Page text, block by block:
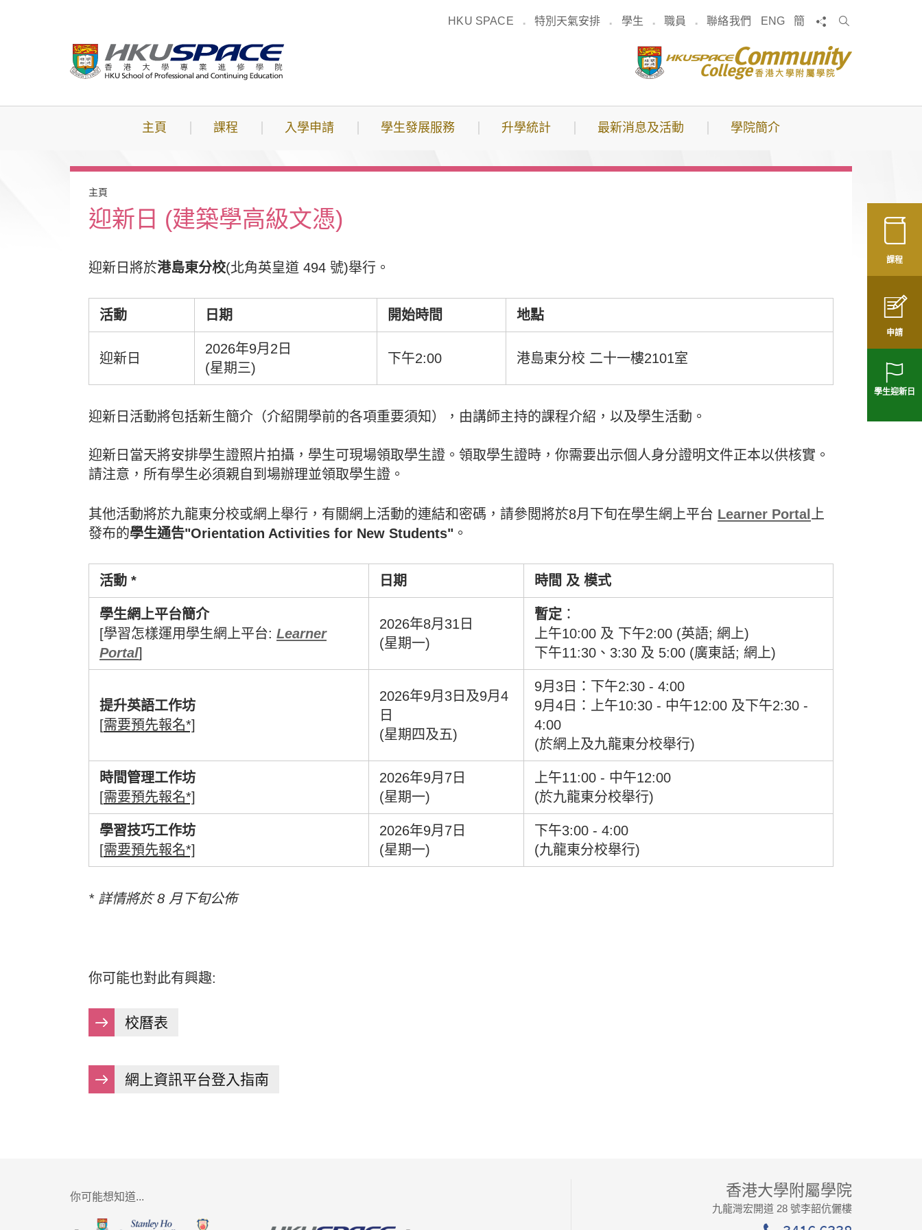
HKU SPACE 特別天氣安排 學生 職員 聯絡我們 ENG 簡 分享
搜
主頁 課程 入學申請 學生發展服務 升學統計 最新消息及活動 學院簡介
課程
申請
學生迎新日
主頁
迎新日 (建築學高級文憑)
迎新日將於港島東分校(北角英皇道 494 號)舉行。
活動 日期 開始時間 地點
迎新日
2026年9月2日
(星期三)
下午2:00 港島東分校 二十一樓2101室
迎新日活動將包括新生簡介（介紹開學前的各項重要須知），由講師主持的課程介紹，以及學生活動。
迎新日當天將安排學生證照片拍攝，學生可現場領取學生證。領取學生證時，你需要出示個人身分證明文件正本以供核實。
請注意，所有學生必須親自到場辦理並領取學生證。
其他活動將於九龍東分校或網上舉行，有關網上活動的連結和密碼，請參閲將於8月下旬在學生網上平台 Learner Portal
上
發布的學生通告"Orientation Activities for New Students" 。
活動 * 日期 時間 及 模式
學生網上平台簡介
[學習怎樣運用學生網上平台: Learner
Portal]
2026年8月31日
(星期一)
暫定 ：
上午10:00 及 下午2:00 (英語; 網上)
下午11:30、3:30 及 5:00 (廣東話; 網上)
提升英語工作坊
[需要預先報名*]
2026年9月3日及9月4
日
(星期四及五)
9月3日：下午2:30 - 4:00
9月4日：上午10:30 - 中午12:00 及下午2:30 -
4:00
(於網上及九龍東分校舉行)
時間管理工作坊
[需要預先報名*]
2026年9月7日
(星期一)
上午11:00 - 中午12:00
(於九龍東分校舉行)
學習技巧工作坊
[需要預先報名*]
2026年9月7日
(星期一)
下午3:00 - 4:00
(九龍東分校舉行)
* 詳情將於 8 月下旬公佈
你可能也對此有興趣:
校曆表
網上資訊平台登入指南
你可能想知道... 香港大學附屬學院
九龍灣宏開道 28 號李韶伉儷樓